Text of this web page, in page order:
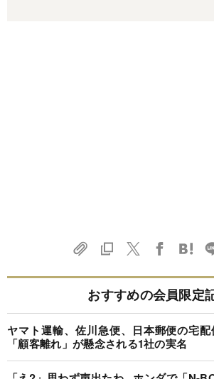
おすすめの会員限定
ヤマト運輸、佐川急便、日本郵便の宅
「顧客離れ」が懸念される1社の実名